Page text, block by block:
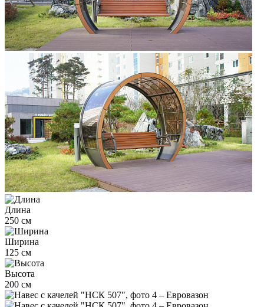
Длина
250 см
Ширина
125 см
Высота
200 см